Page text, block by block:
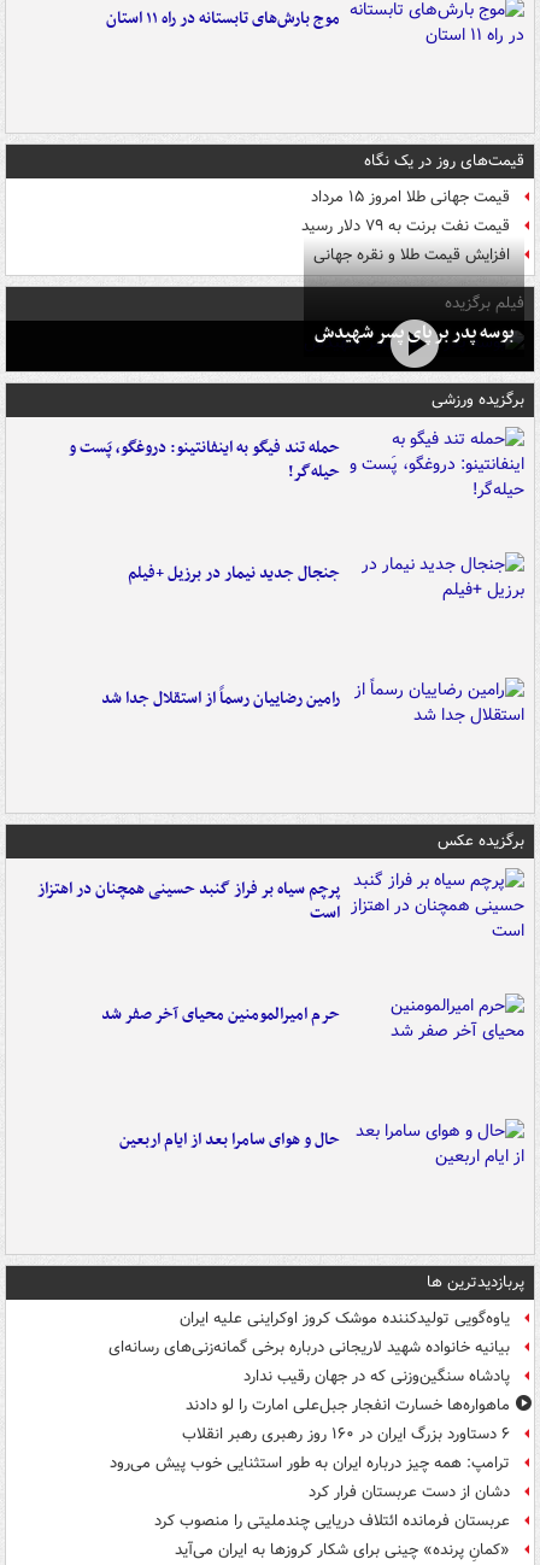
موج بارش‌های تابستانه در راه ۱۱ استان
قیمت‌های روز در یک نگاه
قیمت جهانی طلا امروز ۱۵ مرداد
قیمت نفت برنت به ۷۹ دلار رسید
افزایش قیمت طلا و نقره جهانی
فیلم برگزیده
بوسه‌ پدر بر پای پسر شهیدش
برگزیده ورزشی
حمله تند فیگو به اینفانتینو: دروغگو، پَست‌ و
حیله‌گر!
جنجال جدید نیمار در برزیل +فیلم
رامین رضاییان رسماً از استقلال جدا شد
برگزیده عکس
پرچم سیاه بر فراز گنبد حسینی همچنان در اهتزاز
است
حرم امیرالمومنین محیای آخر صفر شد
حال و هوای سامرا بعد از ایام اربعین
پربازدیدترین ها
یاوه‌گویی تولیدکننده موشک کروز اوکراینی علیه ایران
بیانیه خانواده شهید لاریجانی درباره برخی گمانه‌زنی‌های رسانه‌ای
پادشاه سنگین‌وزنی که در جهان رقیب ندارد
ماهواره‌ها خسارت انفجار جبل‌علی امارت را لو دادند
۶ دستاورد بزرگ ایران در ۱۶۰ روز رهبری رهبر انقلاب
ترامپ: همه چیز درباره ایران به طور استثنایی خوب پیش می‌رود
دشان از دست عربستان فرار کرد
عربستان فرمانده ائتلاف دریایی چندملیتی را منصوب کرد
«کمانِ پرنده» چینی برای شکار کروزها به ایران می‌آید